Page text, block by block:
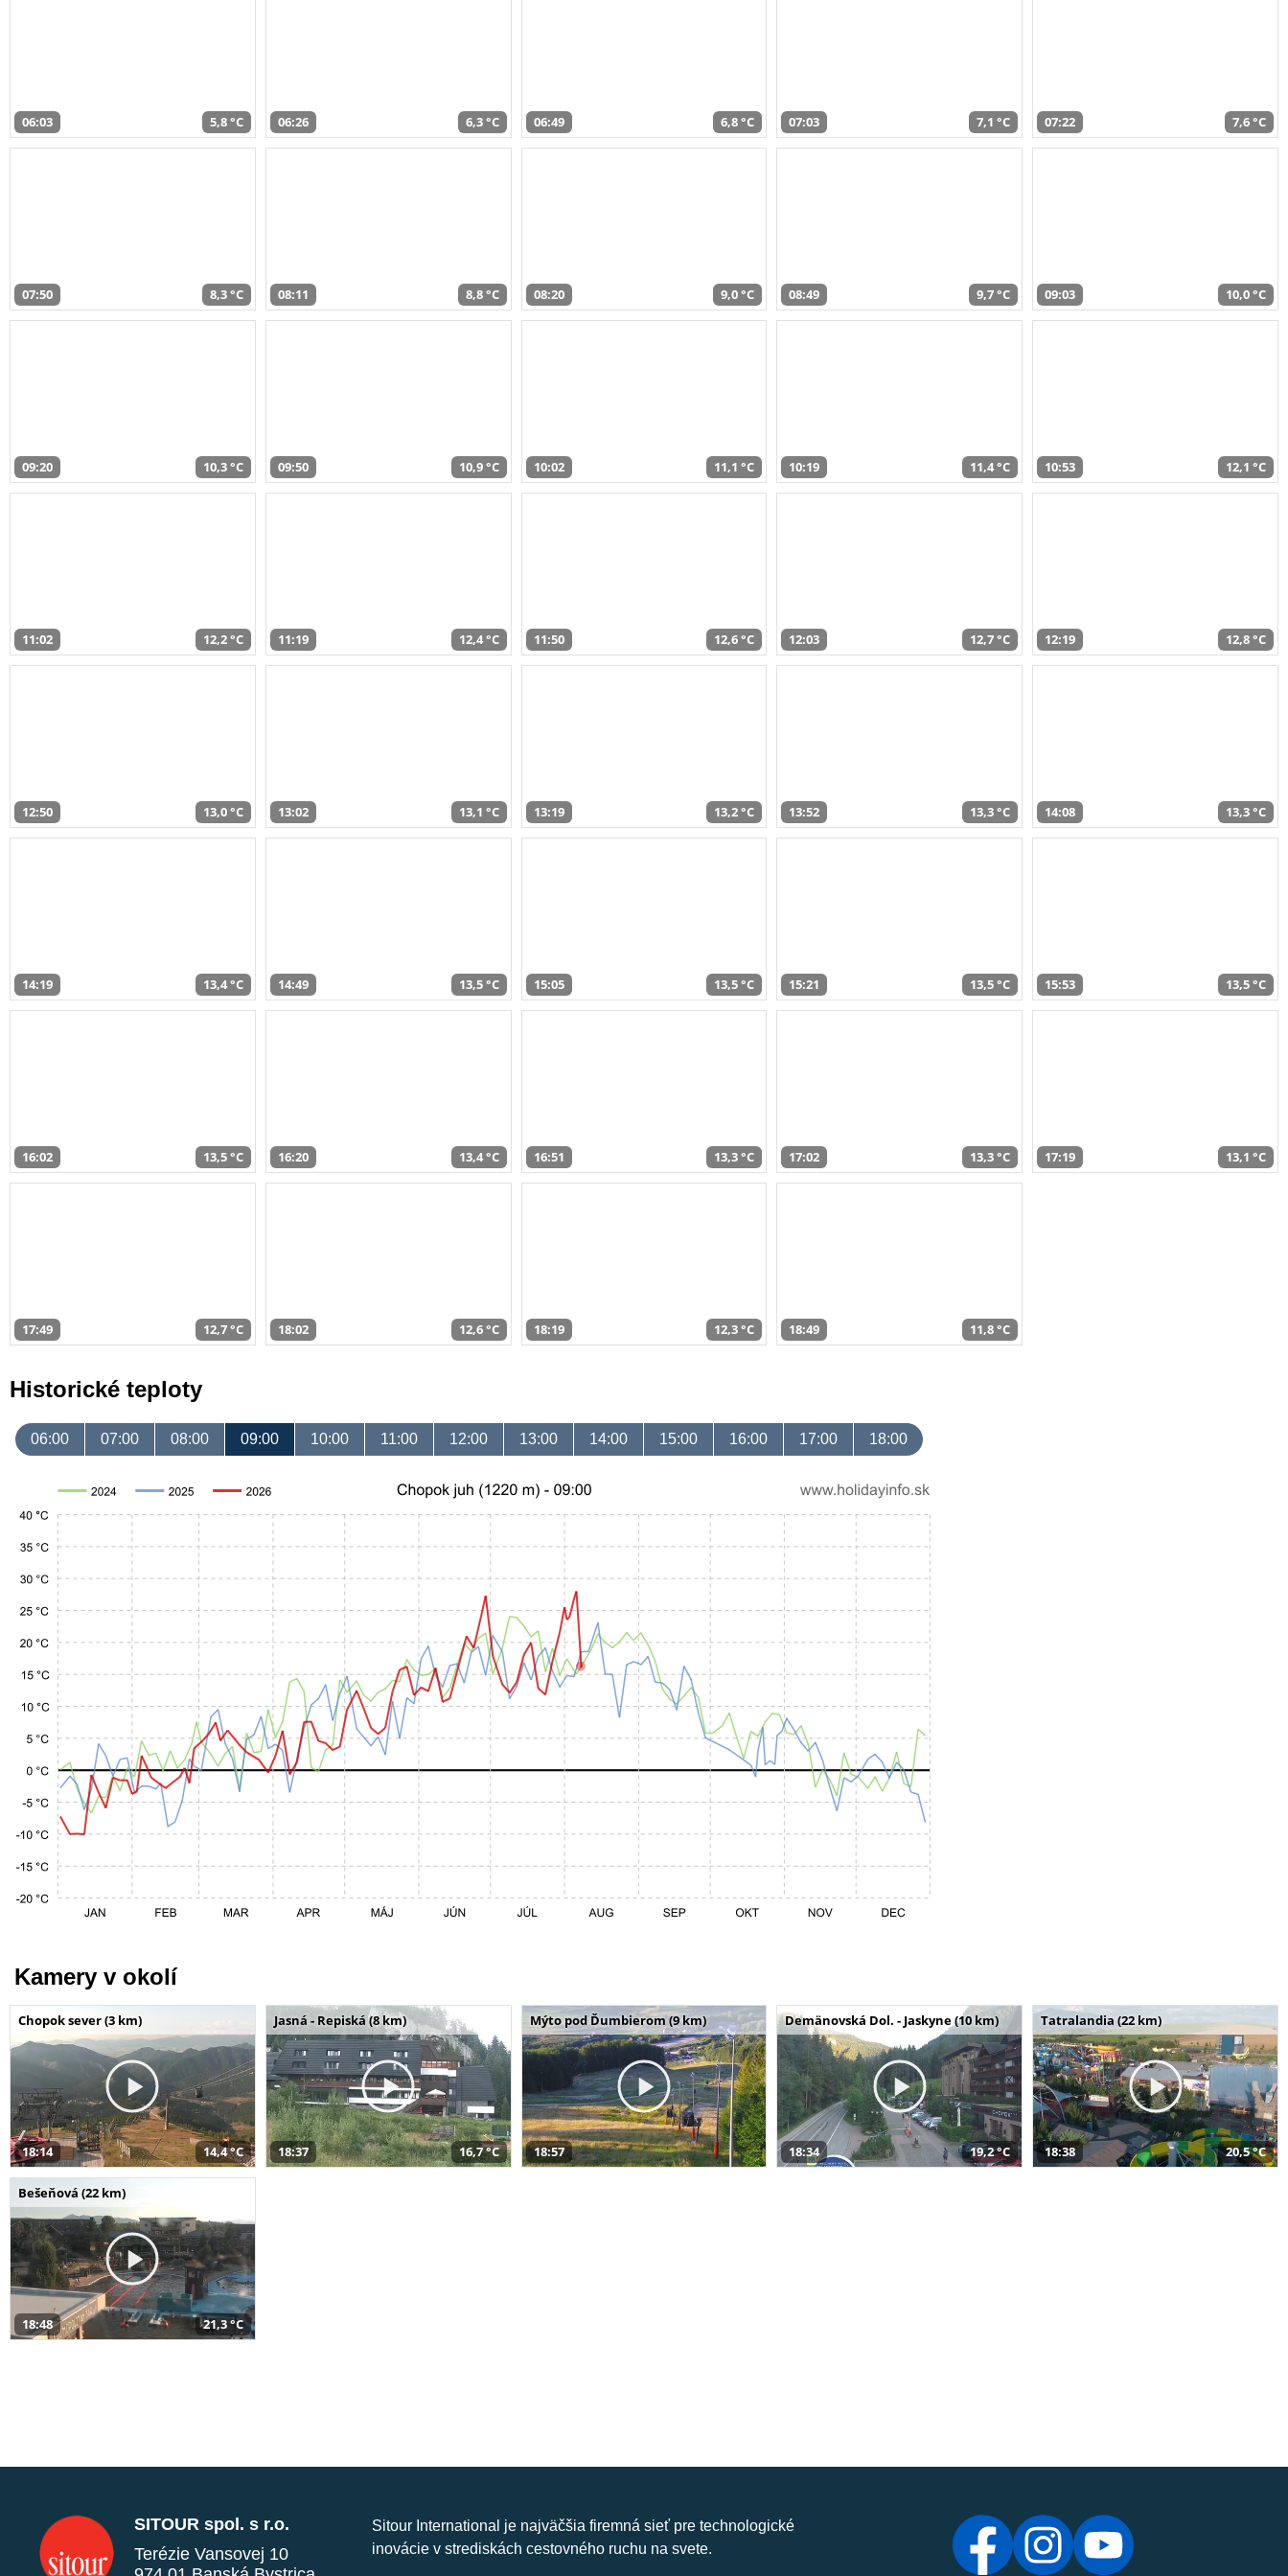
06:03 5,8 °C 06:26 6,3 °C 06:49 6,8 °C 07:03 7,1 °C 07:22 7,6 °C
07:50 8,3 °C 08:11 8,8 °C 08:20 9,0 °C 08:49 9,7 °C 09:03 10,0 °C
09:20 10,3 °C 09:50 10,9 °C 10:02 11,1 °C 10:19 11,4 °C 10:53 12,1 °C
11:02 12,2 °C 11:19 12,4 °C 11:50 12,6 °C 12:03 12,7 °C 12:19 12,8 °C
12:50 13,0 °C 13:02 13,1 °C 13:19 13,2 °C 13:52 13,3 °C 14:08 13,3 °C
14:19 13,4 °C 14:49 13,5 °C 15:05 13,5 °C 15:21 13,5 °C 15:53 13,5 °C
16:02 13,5 °C 16:20 13,4 °C 16:51 13,3 °C 17:02 13,3 °C 17:19 13,1 °C
17:49 12,7 °C 18:02 12,6 °C 18:19 12,3 °C 18:49 11,8 °C
Historické teploty
06:00 07:00 08:00 09:00 10:00 11:00 12:00 13:00 14:00 15:00 16:00 17:00 18:00
Kamery v okolí
Chopok sever (3 km)
18:14 14,4 °C
Jasná - Repiská (8 km)
18:37 16,7 °C
Mýto pod Ďumbierom (9 km)
18:57
Demänovská Dol. - Jaskyne (10 km)
18:34 19,2 °C
Tatralandia (22 km)
18:38 20,5 °C
Bešeňová (22 km)
18:48 21,3 °C
SITOUR spol. s r.o.
Terézie Vansovej 10
Sitour International je najväčšia firemná sieť pre technologické
inovácie v strediskách cestovného ruchu na svete.